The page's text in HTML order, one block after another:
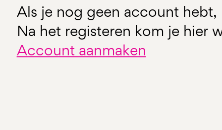
Als je nog geen account hebt,
Na het registeren kom je hier
Account aanmaken